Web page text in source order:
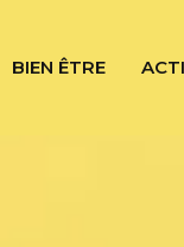
BIEN ÊTRE